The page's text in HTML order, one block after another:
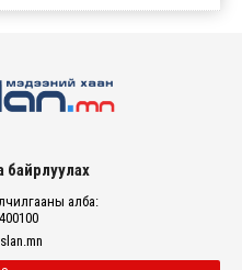
байрлуулах
алба: